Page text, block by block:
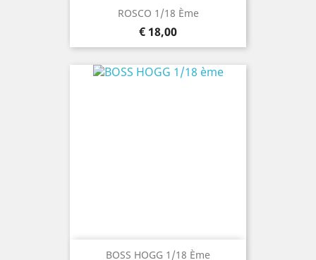
ROSCO 1/18 Ème
Prijs
€ 18,00
BOSS HOGG 1/18 Ème